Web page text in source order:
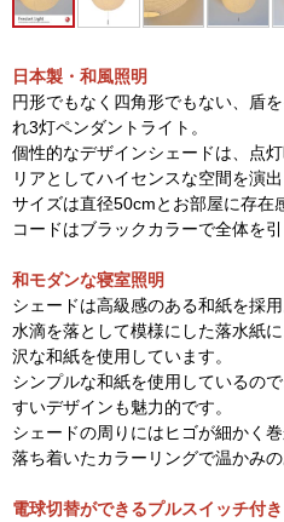
日本製・和風照明
円形でもなく四角形でもない、盾
れ3灯ペンダントライト。
個性的なデザインシェードは、点
リアとしてハイセンスな空間を演出
サイズは直径50cmとお部屋に存在
コードはブラックカラーで全体を引
和モダンな寝室照明
シェードは高級感のある和紙を採用
水滴を落として模様にした落水紙
沢な和紙を使用しています。
シンプルな和紙を使用しているの
すいデザインも魅力的です。
シェードの周りにはヒゴが細かく
落ち着いたカラーリングで温かみ
電球切替ができるプルスイッチ付き